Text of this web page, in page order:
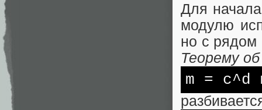
Для
модулю
но с рядом
Теорему
m = c^d